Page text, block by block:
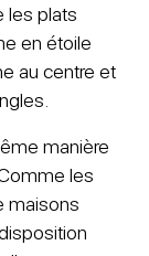
les plats
en étoile
au centre et
manière
les
maisons